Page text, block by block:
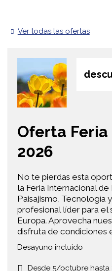
Ver todas las ofertas
Oferta
2026
No te pierdas esta
la Feria Internacional de
Paisajismo, Tecnología
profesional líder para
Europa. Aprovecha
disfruta de condiciones
Desayuno incluido
Desde 5/octubre